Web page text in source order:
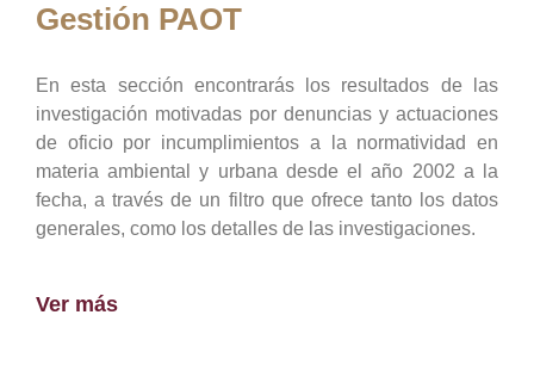
Gestión PAOT
En esta sección encontrarás los resultados de las
investigación motivadas por denuncias y actuaciones
de oficio por incumplimientos a la normatividad en
materia ambiental y urbana desde el año 2002 a la
fecha, a través de un filtro que ofrece tanto los datos
generales, como los detalles de las investigaciones.
Ver más